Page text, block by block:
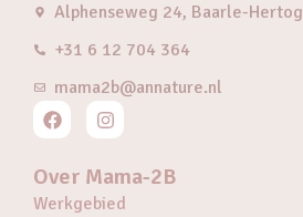
Alphenseweg 24, Baarle-Hertog
+31 6 12 704 364
mama2b@annature.nl
Over Mama-2B
Werkgebied